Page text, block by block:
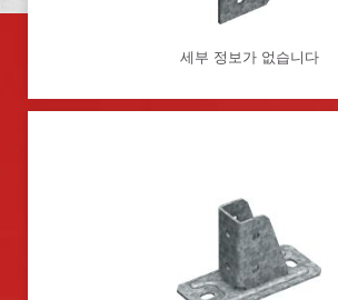
세부 정보가 없습니다